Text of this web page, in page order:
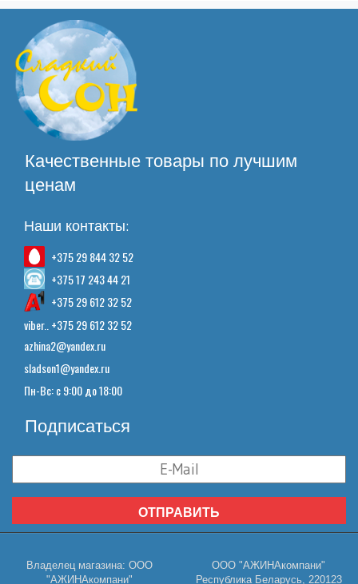
Качественные товары по лучшим
ценам
Наши контакты:
+375 29 844 32 52
+375 17 243 44 21
+375 29 612 32 52
viber.. +375 29 612 32 52
azhina2@yandex.ru
sladson1@yandex.ru
Пн-Вс: с 9:00 до 18:00
Подписаться
ОТПРАВИТЬ
Владелец магазина: ООО
"АЖИНАкомпани"
ООО "АЖИНАкомпани"
Республика Беларусь, 220123